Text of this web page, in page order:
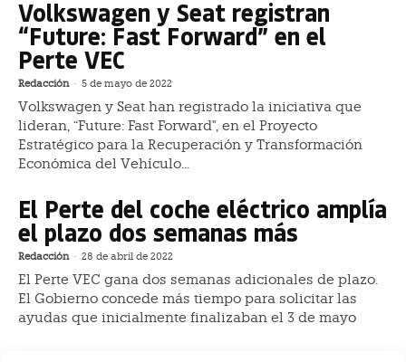
Volkswagen y Seat registran
“Future: Fast Forward” en el
Perte VEC
Redacción - 5 de mayo de 2022
Volkswagen y Seat han registrado la iniciativa que
lideran, “Future: Fast Forward", en el Proyecto
Estratégico para la Recuperación y Transformación
Económica del Vehículo...
El Perte del coche eléctrico amplía
el plazo dos semanas más
Redacción - 28 de abril de 2022
El Perte VEC gana dos semanas adicionales de plazo.
El Gobierno concede más tiempo para solicitar las
ayudas que inicialmente finalizaban el 3 de mayo